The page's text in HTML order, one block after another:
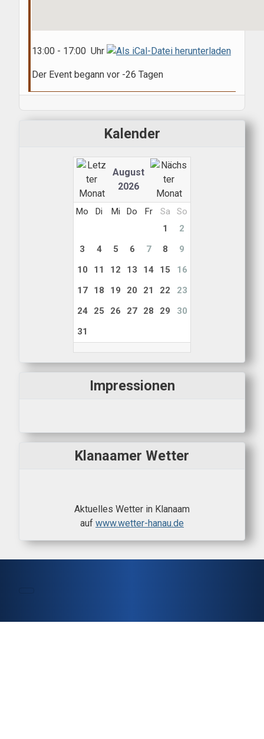
13:00 - 17:00 Uhr
Der Event begann vor -26 Tagen
Kalender
August
2026
Mo Di Mi Do Fr Sa
So
1
2
3
4 5 6 7 8
9
10
11 12 13 14 15
16
17
18 19 20 21 22
23
24
25 26 27 28 29
30
31
Impressionen
Klanaamer Wetter
Aktuelles Wetter in Klanaam
auf www.wetter-hanau.de